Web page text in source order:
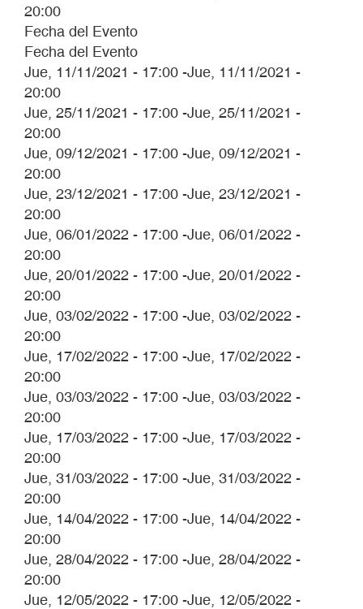
20:00
Fecha del Evento
Fecha del Evento
Jue, 11/11/2021 - 17:00 -Jue, 11/11/2021 -
20:00
Jue, 25/11/2021 - 17:00 -Jue, 25/11/2021 -
20:00
Jue, 09/12/2021 - 17:00 -Jue, 09/12/2021 -
20:00
Jue, 23/12/2021 - 17:00 -Jue, 23/12/2021 -
20:00
Jue, 06/01/2022 - 17:00 -Jue, 06/01/2022 -
20:00
Jue, 20/01/2022 - 17:00 -Jue, 20/01/2022 -
20:00
Jue, 03/02/2022 - 17:00 -Jue, 03/02/2022 -
20:00
Jue, 17/02/2022 - 17:00 -Jue, 17/02/2022 -
20:00
Jue, 03/03/2022 - 17:00 -Jue, 03/03/2022 -
20:00
Jue, 17/03/2022 - 17:00 -Jue, 17/03/2022 -
20:00
Jue, 31/03/2022 - 17:00 -Jue, 31/03/2022 -
20:00
Jue, 14/04/2022 - 17:00 -Jue, 14/04/2022 -
20:00
Jue, 28/04/2022 - 17:00 -Jue, 28/04/2022 -
20:00
Jue, 12/05/2022 - 17:00 -Jue, 12/05/2022 -